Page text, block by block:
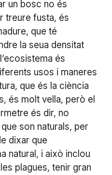
un bosc no és
treure fusta, és
que té
la seua densitat
és
usos i maneres
que és la ciència
és molt vella, però el
és dir, no
son naturals, per
dixar que
natural, i això inclou
plagues, tenir gran